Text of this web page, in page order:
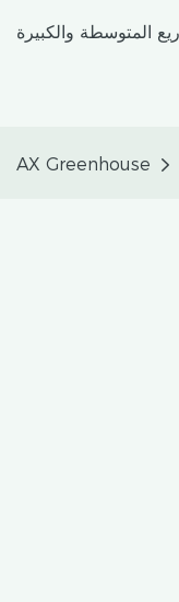
AX Greenhouse